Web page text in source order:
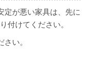
定が悪い家具は、先に
付けてください。
い。